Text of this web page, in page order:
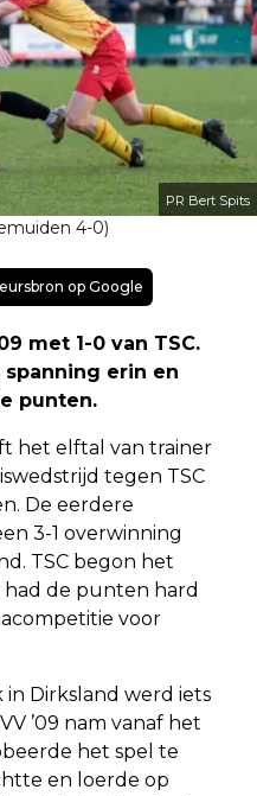
PR Bert Spits
4-0)
op Google
met 1-0 van TSC.
erin en
punten.
het elftal van trainer
tegen TSC
De eerdere
3-1 overwinning
TSC begon het
de punten hard
voor
Dirksland werd iets
’09 nam vanaf het
het spel te
en loerde op